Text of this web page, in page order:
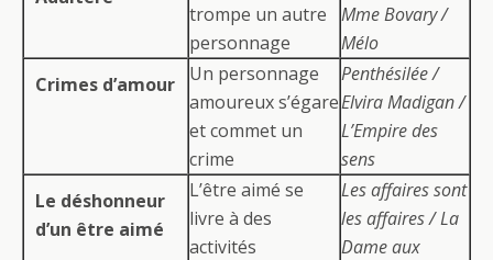
trompe un autre
personnage
Mme Bovary /
Mélo
Crimes d’amour
Un personnage
amoureux s’égare
et commet un
crime
Penthésilée /
Elvira Madigan /
L’Empire des
sens
Le déshonneur
d’un être aimé
L’être aimé se
livre à des
activités
Les affaires sont
les affaires / La
Dame aux